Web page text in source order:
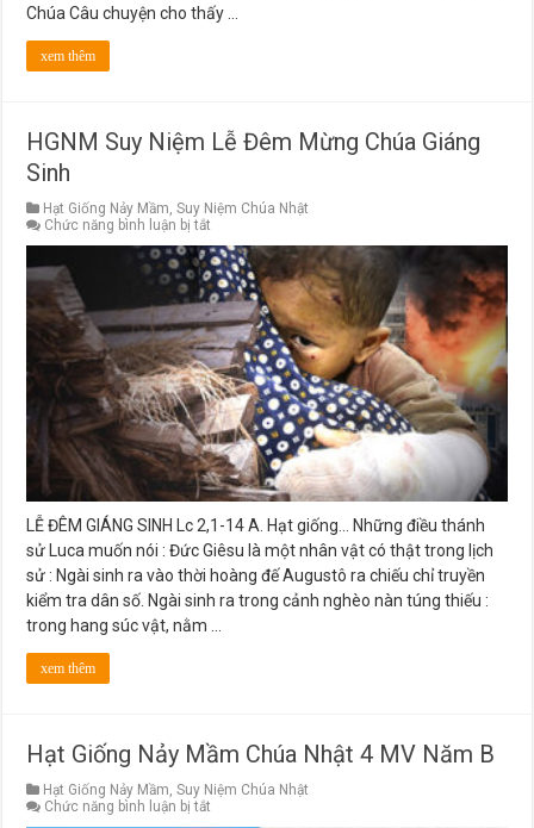
Chúa Câu chuyện cho thấy …
xem thêm
HGNM Suy Niệm Lễ Đêm Mừng Chúa Giáng
Sinh
Hạt Giống Nảy Mầm,Suy Niệm Chúa Nhật
Chức năng bình luận bị tắt
Suy
Niệm
Lễ
Đêm
Mừng
Chúa
Giáng
Sinh
LỄ ĐÊM GIÁNG SINH Lc 2,1-14 A. Hạt giống… Những điều thánh
sử Luca muốn nói : Đức Giêsu là một nhân vật có thật trong lịch
sử : Ngài sinh ra vào thời hoàng đế Augustô ra chiếu chỉ truyền
kiểm tra dân số. Ngài sinh ra trong cảnh nghèo nàn túng thiếu :
trong hang súc vật, nằm …
xem thêm
Hạt Giống Nảy Mầm Chúa Nhật 4 MV Năm B
Hạt Giống Nảy Mầm,Suy Niệm Chúa Nhật
Chức năng bình luận bị tắt